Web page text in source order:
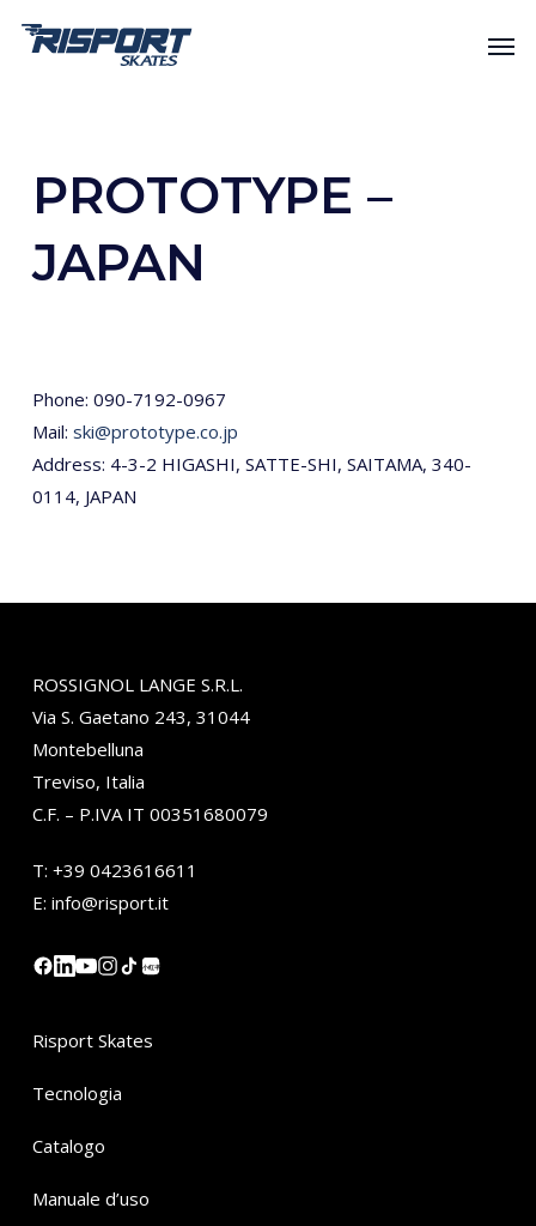
PROTOTYPE –
JAPAN
Phone: 090-7192-0967
Mail: ski@prototype.co.jp
Address: 4-3-2 HIGASHI, SATTE-SHI, SAITAMA, 340-
0114, JAPAN
ROSSIGNOL LANGE S.R.L.
Via S. Gaetano 243, 31044
Montebelluna
Treviso, Italia
C.F. – P.IVA IT 00351680079
T: +39 0423616611
E: info@risport.it
小红书
Risport Skates
Tecnologia
Catalogo
Manuale d’uso